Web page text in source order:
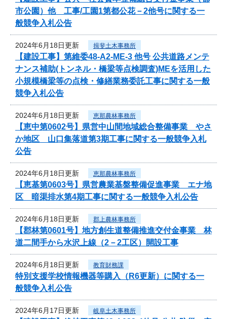
市公園）他 工事/工園1第都公花－2他号に関する一
般競争入札公告
2024年6月18日更新 揖斐土木事務所
【建設工事】第維委48-A2-ME-3 他号 公共道路メンテ
ナンス補助(トンネル・橋梁等点検調査)MEを活用した
小規模橋梁等の点検・修繕業務委託工事に関する一般
競争入札公告
2024年6月18日更新 恵那農林事務所
【恵中第0602号】県営中山間地域総合整備事業 やさ
か地区 山口集落道第3期工事に関する一般競争入札
公告
2024年6月18日更新 恵那農林事務所
【恵基第0603号】県営農業基盤整備促進事業 エナ地
区 暗渠排水第4期工事に関する一般競争入札公告
2024年6月18日更新 郡上農林事務所
【郡林第0601号】地方創生道整備推進交付金事業 林
道二間手から水沢上線（2－2工区）開設工事
2024年6月18日更新 教育財務課
特別支援学校情報機器等購入（R6更新）に関する一
般競争入札公告
2024年6月17日更新 岐阜土木事務所